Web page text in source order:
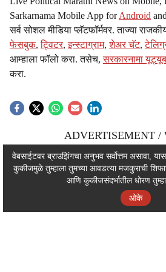
Sarkarnama Mobile App forAndroid and
सर्व सोशल मीडिया प्लॅटफॉर्मवर. ताज्या
फेसबुक,ट्विटर,इन्स्टाग्राम,शेअर चॅट,
आम्हाला फॉलो करा. तसेच,सरकारनामा
करा.
ADVERTISEMENT /
ADVERTISEMENT /
ADVERTISEMENT /
वेबसाईटवर ब्राउझिंगचा अनुभव सर्वोत्तम असावा,
कुकीजमुळे तुम्हाला तुमच्या आवडत्या मजकुराची
आणि कुकीजसंदर्भातील धोरण
ओके